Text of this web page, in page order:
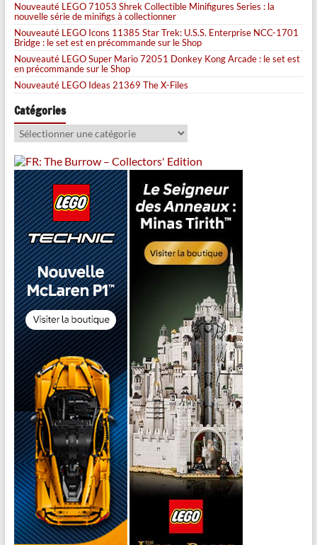
Nouveauté LEGO 71053 Shrek Collectible Minifigures Series : la
nouvelle série de minifigs à collectionner
Nouveauté LEGO Icons 11385 Star Trek: U.S.S. Enterprise NCC-1701
Bridge : le set est en précommande sur le Shop
Nouveauté LEGO Super Mario 72051 Donkey Kong Arcade : le set est
en précommande sur le Shop
Nouveauté LEGO Ideas 21369 The X-Files
Catégories
Catégories